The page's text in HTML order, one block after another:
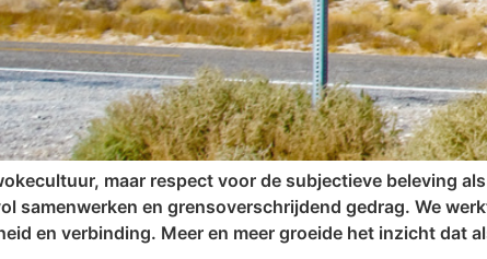
maar respect voor de subjectieve beleving
samenwerken en grensoverschrijdend gedrag. We
en verbinding. Meer en meer groeide het inzicht dat